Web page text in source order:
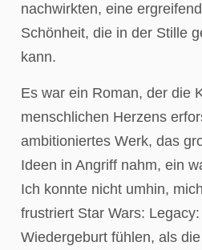
nachwirkten, eine
Schönheit, die in der Stille
kann.
Es war ein Roman, der die
menschlichen Herzens
ambitioniertes Werk, das
Ideen in Angriff nahm, ein
Ich konnte nicht umhin,
frustriert Star Wars:
Wiedergeburt fühlen, als